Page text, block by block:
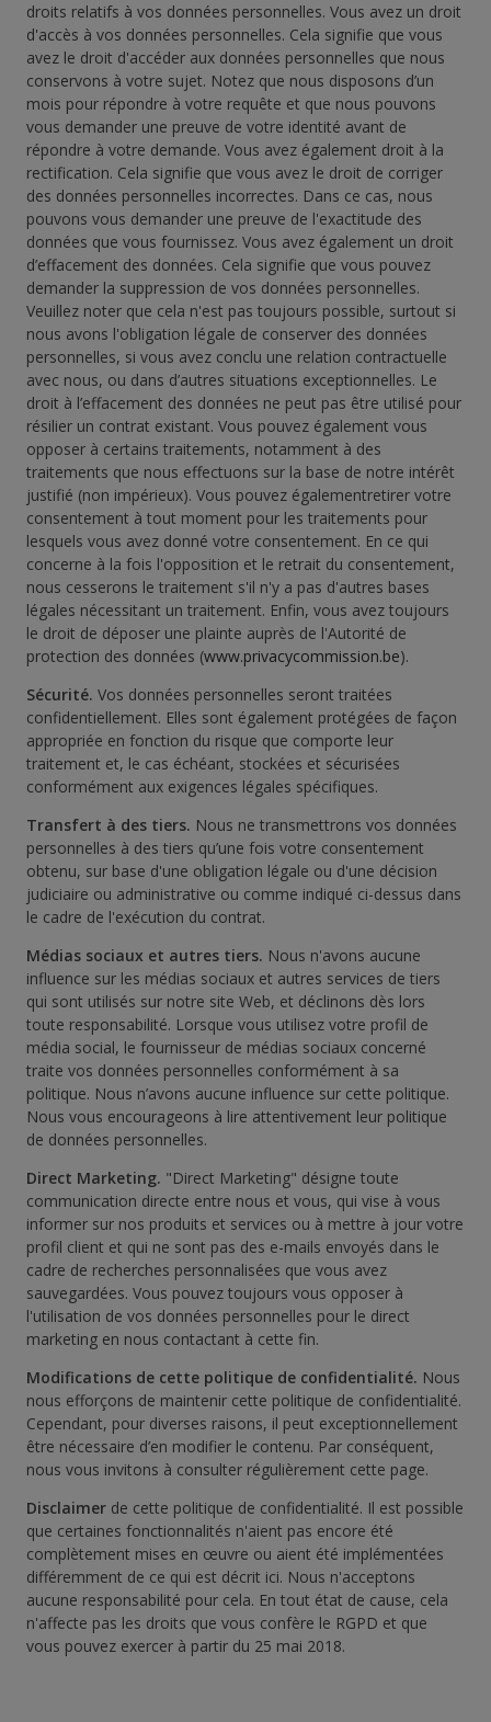
droits relatifs à vos données personnelles. Vous avez un droit
d'accès à vos données personnelles. Cela signifie que vous
avez le droit d'accéder aux données personnelles que nous
conservons à votre sujet. Notez que nous disposons d’un
mois pour répondre à votre requête et que nous pouvons
vous demander une preuve de votre identité avant de
répondre à votre demande. Vous avez également droit à la
rectification. Cela signifie que vous avez le droit de corriger
des données personnelles incorrectes. Dans ce cas, nous
pouvons vous demander une preuve de l'exactitude des
données que vous fournissez. Vous avez également un droit
d’effacement des données. Cela signifie que vous pouvez
demander la suppression de vos données personnelles.
Veuillez noter que cela n'est pas toujours possible, surtout si
nous avons l'obligation légale de conserver des données
personnelles, si vous avez conclu une relation contractuelle
avec nous, ou dans d’autres situations exceptionnelles. Le
droit à l’effacement des données ne peut pas être utilisé pour
résilier un contrat existant. Vous pouvez également vous
opposer à certains traitements, notamment à des
traitements que nous effectuons sur la base de notre intérêt
justifié (non impérieux). Vous pouvez égalementretirer votre
consentement à tout moment pour les traitements pour
lesquels vous avez donné votre consentement. En ce qui
concerne à la fois l'opposition et le retrait du consentement,
nous cesserons le traitement s'il n'y a pas d'autres bases
légales nécessitant un traitement. Enfin, vous avez toujours
le droit de déposer une plainte auprès de l'Autorité de
protection des données (www.privacycommission.be).
Sécurité. Vos données personnelles seront traitées
confidentiellement. Elles sont également protégées de façon
appropriée en fonction du risque que comporte leur
traitement et, le cas échéant, stockées et sécurisées
conformément aux exigences légales spécifiques.
Transfert à des tiers. Nous ne transmettrons vos données
personnelles à des tiers qu’une fois votre consentement
obtenu, sur base d'une obligation légale ou d'une décision
judiciaire ou administrative ou comme indiqué ci-dessus dans
le cadre de l'exécution du contrat.
Médias sociaux et autres tiers. Nous n'avons aucune
influence sur les médias sociaux et autres services de tiers
qui sont utilisés sur notre site Web, et déclinons dès lors
toute responsabilité. Lorsque vous utilisez votre profil de
média social, le fournisseur de médias sociaux concerné
traite vos données personnelles conformément à sa
politique. Nous n’avons aucune influence sur cette politique.
Nous vous encourageons à lire attentivement leur politique
de données personnelles.
Direct Marketing. "Direct Marketing" désigne toute
communication directe entre nous et vous, qui vise à vous
informer sur nos produits et services ou à mettre à jour votre
profil client et qui ne sont pas des e-mails envoyés dans le
cadre de recherches personnalisées que vous avez
sauvegardées. Vous pouvez toujours vous opposer à
l'utilisation de vos données personnelles pour le direct
marketing en nous contactant à cette fin.
Modifications de cette politique de confidentialité. Nous
nous efforçons de maintenir cette politique de confidentialité.
Cependant, pour diverses raisons, il peut exceptionnellement
être nécessaire d’en modifier le contenu. Par conséquent,
nous vous invitons à consulter régulièrement cette page.
Disclaimer de cette politique de confidentialité. Il est possible
que certaines fonctionnalités n'aient pas encore été
complètement mises en œuvre ou aient été implémentées
différemment de ce qui est décrit ici. Nous n'acceptons
aucune responsabilité pour cela. En tout état de cause, cela
n'affecte pas les droits que vous confère le RGPD et que
vous pouvez exercer à partir du 25 mai 2018.